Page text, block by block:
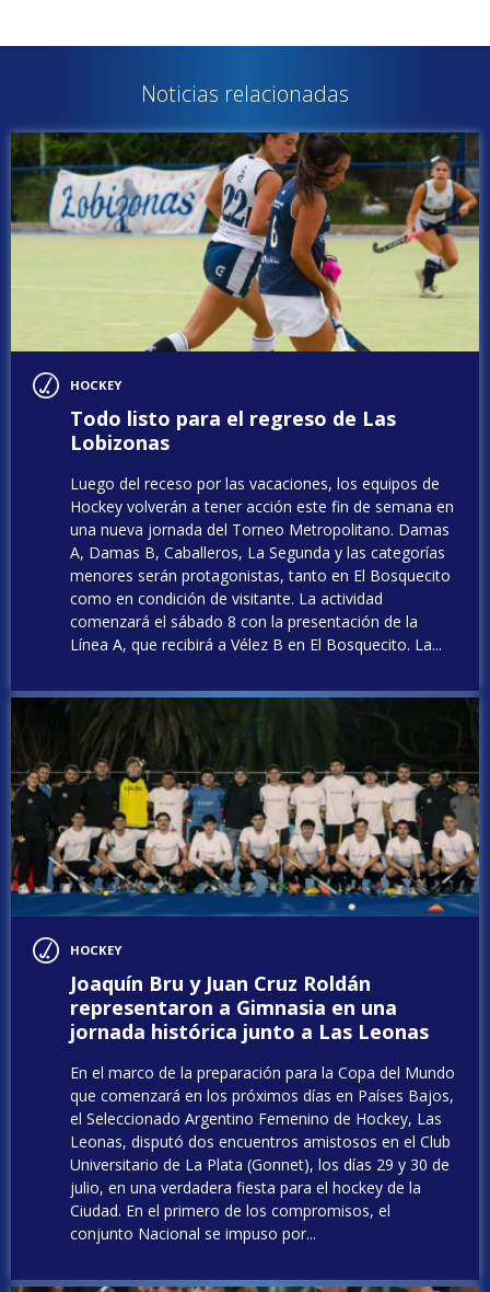
Noticias relacionadas
HOCKEY
Todo listo para el regreso de Las
Lobizonas
Luego del receso por las vacaciones, los equipos de
Hockey volverán a tener acción este fin de semana en
una nueva jornada del Torneo Metropolitano. Damas
A, Damas B, Caballeros, La Segunda y las categorías
menores serán protagonistas, tanto en El Bosquecito
como en condición de visitante. La actividad
comenzará el sábado 8 con la presentación de la
Línea A, que recibirá a Vélez B en El Bosquecito. La...
HOCKEY
Joaquín Bru y Juan Cruz Roldán
representaron a Gimnasia en una
jornada histórica junto a Las Leonas
En el marco de la preparación para la Copa del Mundo
que comenzará en los próximos días en Países Bajos,
el Seleccionado Argentino Femenino de Hockey, Las
Leonas, disputó dos encuentros amistosos en el Club
Universitario de La Plata (Gonnet), los días 29 y 30 de
julio, en una verdadera fiesta para el hockey de la
Ciudad. En el primero de los compromisos, el
conjunto Nacional se impuso por...